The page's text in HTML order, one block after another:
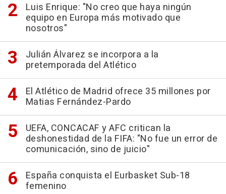
Luis Enrique: "No creo que haya ningún
equipo en Europa más motivado que
nosotros"
Julián Álvarez se incorpora a la
pretemporada del Atlético
El Atlético de Madrid ofrece 35 millones por
Matias Fernández-Pardo
UEFA, CONCACAF y AFC critican la
deshonestidad de la FIFA: "No fue un error de
comunicación, sino de juicio"
España conquista el Eurbasket Sub-18
femenino